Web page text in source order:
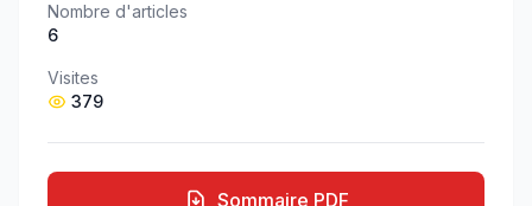
Nombre d'articles
6
Visites
379
Sommaire PDF